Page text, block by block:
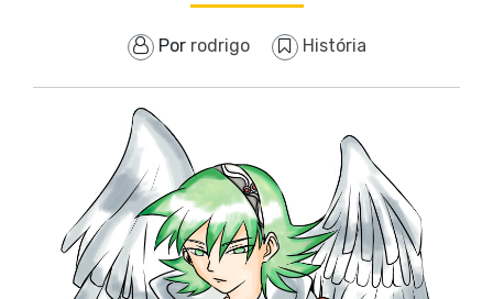
Por rodrigo História